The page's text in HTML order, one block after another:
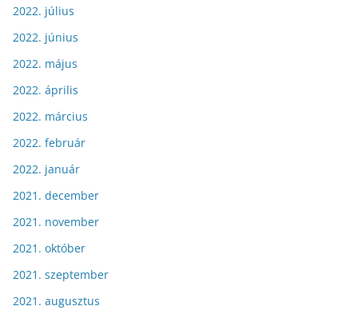
2022. július
2022. június
2022. május
2022. április
2022. március
2022. február
2022. január
2021. december
2021. november
2021. október
2021. szeptember
2021. augusztus